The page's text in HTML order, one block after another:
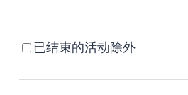
已结束的活动除外